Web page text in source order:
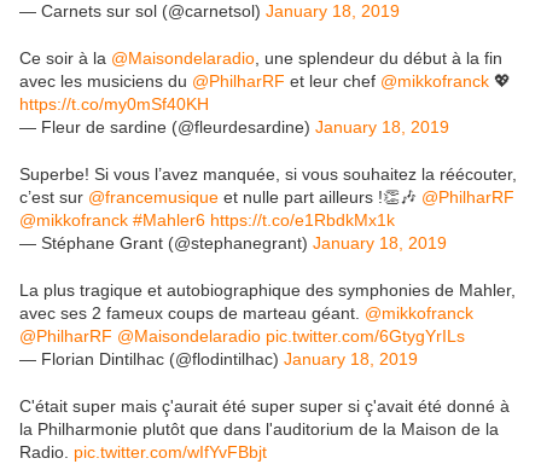
— Carnets sur sol (@carnetsol) January 18, 2019
Ce soir à la @Maisondelaradio , une splendeur du début à la fin
avec les musiciens du @PhilharRF et leur chef @mikkofranck 💖
https://t.co/my0mSf40KH
— Fleur de sardine (@fleurdesardine) January 18, 2019
Superbe! Si vous l’avez manquée, si vous souhaitez la réécouter,
c’est sur @francemusique et nulle part ailleurs !👏🎶 @PhilharRF
@mikkofranck #Mahler6 https://t.co/e1RbdkMx1k
— Stéphane Grant (@stephanegrant) January 18, 2019
La plus tragique et autobiographique des symphonies de Mahler,
avec ses 2 fameux coups de marteau géant. @mikkofranck
@PhilharRF @Maisondelaradio pic.twitter.com/6GtygYrILs
— Florian Dintilhac (@flodintilhac) January 18, 2019
C'était super mais ç'aurait été super super si ç'avait été donné à
la Philharmonie plutôt que dans l'auditorium de la Maison de la
Radio. pic.twitter.com/wIfYvFBbjt